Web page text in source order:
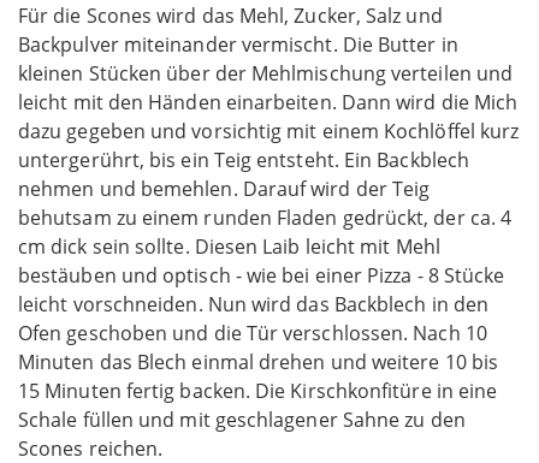
Für die Scones wird das Mehl, Zucker, Salz und
Backpulver miteinander vermischt. Die Butter in
kleinen Stücken über der Mehlmischung verteilen und
leicht mit den Händen einarbeiten. Dann wird die Mich
dazu gegeben und vorsichtig mit einem Kochlöffel kurz
untergerührt, bis ein Teig entsteht. Ein Backblech
nehmen und bemehlen. Darauf wird der Teig
behutsam zu einem runden Fladen gedrückt, der ca. 4
cm dick sein sollte. Diesen Laib leicht mit Mehl
bestäuben und optisch - wie bei einer Pizza - 8 Stücke
leicht vorschneiden. Nun wird das Backblech in den
Ofen geschoben und die Tür verschlossen. Nach 10
Minuten das Blech einmal drehen und weitere 10 bis
15 Minuten fertig backen. Die Kirschkonfitüre in eine
Schale füllen und mit geschlagener Sahne zu den
Scones reichen.